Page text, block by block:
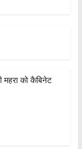
महरा को कैबिनेट